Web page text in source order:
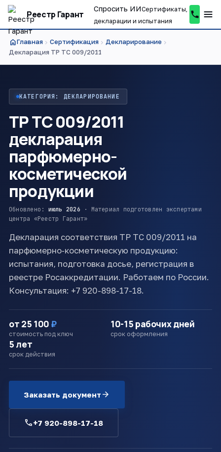
Реестр Гарант
Спросить ИИСертификаты,
декларации и испытания
homeГлавная chevron_right Сертификация chevron_right Декларирование chevron_right
Декларация ТР ТС 009/2011
КАТЕГОРИЯ: ДЕКЛАРИРОВАНИЕ
ТР ТС 009/2011
декларация
парфюмерно-
косметической
продукции
Обновлено: июль 2026 · Материал подготовлен экспертами
центра «Реестр Гарант»
Декларация соответствия ТР ТС 009/2011 на
парфюмерно‑косметическую продукцию:
испытания, подготовка досье, регистрация в
реестре Росаккредитации. Работаем по России.
Консультация: +7 920-898-17-18.
от 25 100 ₽
стоимость под ключ
10-15 рабочих дней
срок оформления
5 лет
срок действия
Заказать документ arrow_forward
call+7 920-898-17-18